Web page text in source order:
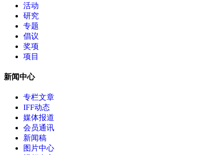
活动
研究
专题
倡议
奖项
项目
新闻中心
专栏文章
IFF动态
媒体报道
会员通讯
新闻稿
图片中心